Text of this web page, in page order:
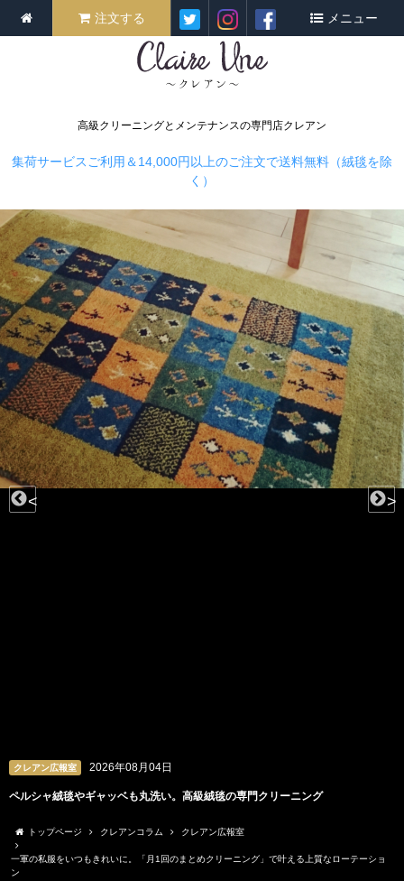
高級クリーニングとメンテナンスの専門店クレアン
注文する メニュー
集荷サービスご利用＆14,000円以上のご注文で送料無料（絨毯を除
く）
クレアン広報室 2026年08月04日
ペルシャ絨毯やギャッベも丸洗い。高級絨毯の専門クリーニング
< >
トップページ クレアンコラム クレアン広報室
一軍の私服をいつもきれいに。「月1回のまとめクリーニング」で叶える上質なローテーショ
ン